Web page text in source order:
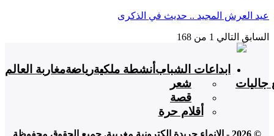
عيد العرش المجيد .. حديث في الذكرى
السابق التالي 1 من 168
جاليات
ابداعات الشباب
شعر
قصة
أقلام حرة
أنشطة ملكيةرياضةمغاربة العالم
© 2026 - الإنماء جريدة إلكترونية مغربية. جميع الحقوق محفوظة